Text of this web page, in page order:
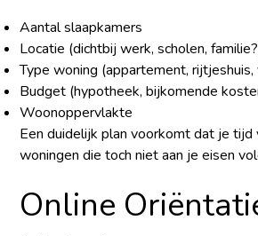
Aantal slaapkamers
Locatie (dichtbij werk, scholen,
Type woning (appartement, rijtjeshuis,
Budget (hypotheek, bijkomende
Woonoppervlakte
Een duidelijk plan voorkomt dat je tijd
woningen die toch niet aan je eisen
Online